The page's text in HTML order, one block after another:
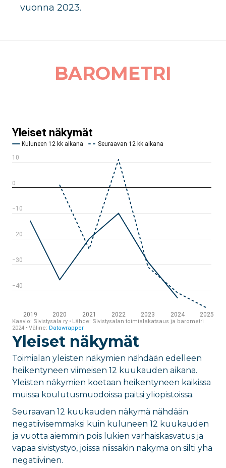
vuonna 2023.
BAROMETRI
Yleiset näkymät
Toimialan yleisten näkymien nähdään edelleen
heikentyneen viimeisen 12 kuukauden aikana.
Yleisten näkymien koetaan heikentyneen kaikissa
muissa koulutusmuodoissa paitsi yliopistoissa.
Seuraavan 12 kuukauden näkymä nähdään
negatiivisemmaksi kuin kuluneen 12 kuukauden
ja vuotta aiemmin pois lukien varhaiskasvatus ja
vapaa sivistystyö, joissa niissäkin näkymä on silti yhä
negatiivinen.